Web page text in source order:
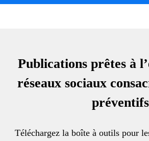
Publications prêtes à
réseaux sociaux
Téléchargez la boîte à outils pour